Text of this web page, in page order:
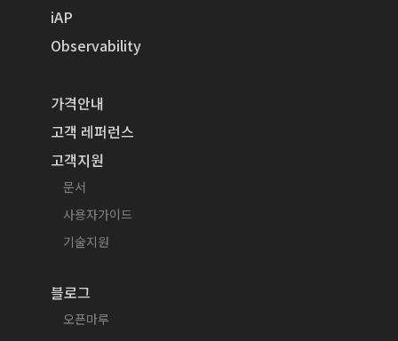
iAP
Observability
가격안내
고객 레퍼런스
고객지원
문서
사용자가이드
기술지원
블로그
오픈마루